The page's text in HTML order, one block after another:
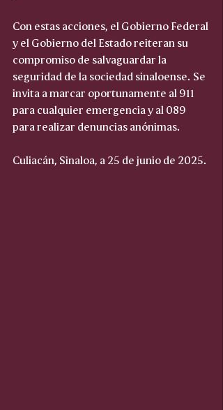
Con estas acciones, el Gobierno Federal
y el Gobierno del Estado reiteran su
compromiso de salvaguardar la
seguridad de la sociedad sinaloense. Se
invita a marcar oportunamente al 911
para cualquier emergencia y al 089
para realizar denuncias anónimas.
Culiacán, Sinaloa, a 25 de junio de 2025.